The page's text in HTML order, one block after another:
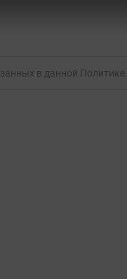
в данной Политике.